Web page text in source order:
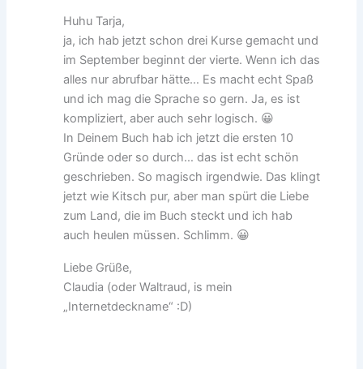
Huhu Tarja,
ja, ich hab jetzt schon drei Kurse gemacht und
im September beginnt der vierte. Wenn ich das
alles nur abrufbar hätte… Es macht echt Spaß
und ich mag die Sprache so gern. Ja, es ist
kompliziert, aber auch sehr logisch. 😀
In Deinem Buch hab ich jetzt die ersten 10
Gründe oder so durch… das ist echt schön
geschrieben. So magisch irgendwie. Das klingt
jetzt wie Kitsch pur, aber man spürt die Liebe
zum Land, die im Buch steckt und ich hab
auch heulen müssen. Schlimm. 😀
Liebe Grüße,
Claudia (oder Waltraud, is mein
„Internetdeckname“ :D)